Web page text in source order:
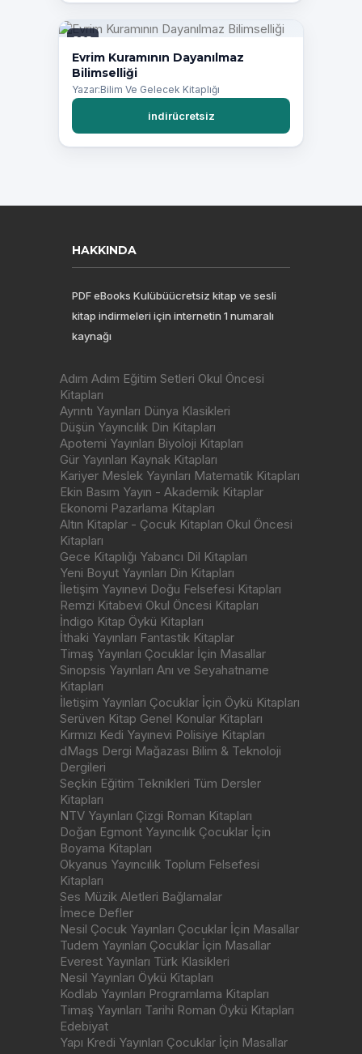
PDF
Evrim Kuramının Dayanılmaz
Bilimselliği
Yazar:Bilim Ve Gelecek Kitaplığı
indirücretsiz
HAKKINDA
PDF eBooks Kulübüücretsiz kitap ve sesli
kitap indirmeleri için internetin 1 numaralı
kaynağı
Adım Adım Eğitim Setleri Okul Öncesi
Kitapları
Ayrıntı Yayınları Dünya Klasikleri
Düşün Yayıncılık Din Kitapları
Apotemi Yayınları Biyoloji Kitapları
Gür Yayınları Kaynak Kitapları
Kariyer Meslek Yayınları Matematik Kitapları
Ekin Basım Yayın - Akademik Kitaplar
Ekonomi Pazarlama Kitapları
Altın Kitaplar - Çocuk Kitapları Okul Öncesi
Kitapları
Gece Kitaplığı Yabancı Dil Kitapları
Yeni Boyut Yayınları Din Kitapları
İletişim Yayınevi Doğu Felsefesi Kitapları
Remzi Kitabevi Okul Öncesi Kitapları
İndigo Kitap Öykü Kitapları
İthaki Yayınları Fantastik Kitaplar
Timaş Yayınları Çocuklar İçin Masallar
Sinopsis Yayınları Anı ve Seyahatname
Kitapları
İletişim Yayınları Çocuklar İçin Öykü Kitapları
Serüven Kitap Genel Konular Kitapları
Kırmızı Kedi Yayınevi Polisiye Kitapları
dMags Dergi Mağazası Bilim & Teknoloji
Dergileri
Seçkin Eğitim Teknikleri Tüm Dersler
Kitapları
NTV Yayınları Çizgi Roman Kitapları
Doğan Egmont Yayıncılık Çocuklar İçin
Boyama Kitapları
Okyanus Yayıncılık Toplum Felsefesi
Kitapları
Ses Müzik Aletleri Bağlamalar
İmece Defler
Nesil Çocuk Yayınları Çocuklar İçin Masallar
Tudem Yayınları Çocuklar İçin Masallar
Everest Yayınları Türk Klasikleri
Nesil Yayınları Öykü Kitapları
Kodlab Yayınları Programlama Kitapları
Timaş Yayınları Tarihi Roman Öykü Kitapları
Edebiyat
Yapı Kredi Yayınları Çocuklar İçin Masallar